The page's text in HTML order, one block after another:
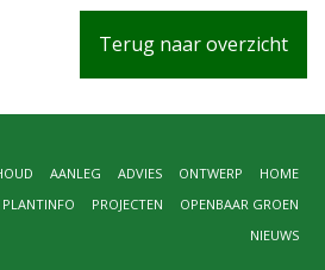
Terug naar overzicht
HOME
ONTWERP
ADVIES
AANLEG
OPENBAAR GROEN
PROJECTEN
PLANTINFO
NIEUWS